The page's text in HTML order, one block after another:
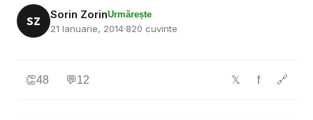
SZ Sorin ZorinUrmărește
21 Ianuarie, 2014·820 cuvinte
👏48 💬12 𝕏 f 🔗